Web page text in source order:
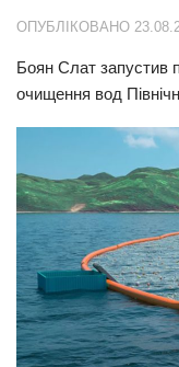
Харків
Донбас
Прикарпаття
Економіка
Політика
Світ
Цікаво
ОПУБЛІКОВАНО
Боян Слат запустив
очищення вод